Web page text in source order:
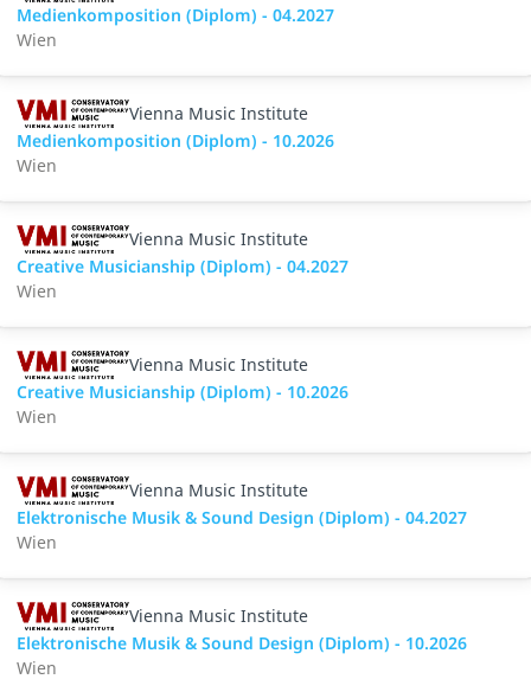
Medienkomposition (Diplom) - 04.2027
Wien
Vienna Music Institute
Medienkomposition (Diplom) - 10.2026
Wien
Vienna Music Institute
Creative Musicianship (Diplom) - 04.2027
Wien
Vienna Music Institute
Creative Musicianship (Diplom) - 10.2026
Wien
Vienna Music Institute
Elektronische Musik & Sound Design (Diplom) - 04.2027
Wien
Vienna Music Institute
Elektronische Musik & Sound Design (Diplom) - 10.2026
Wien